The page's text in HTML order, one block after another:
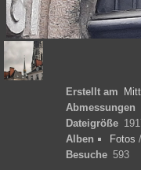
Erstellt am
Abmessungen
Dateigröße
Alben
Fotos /
Besuche 593